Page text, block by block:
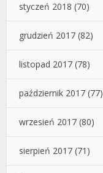
styczeń 2018 (70)
grudzień 2017 (82)
listopad 2017 (78)
październik 2017 (77)
wrzesień 2017 (80)
sierpień 2017 (71)